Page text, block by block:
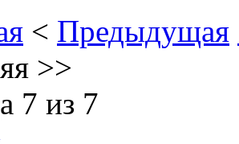
< Предыдущая
>>
7 из 7